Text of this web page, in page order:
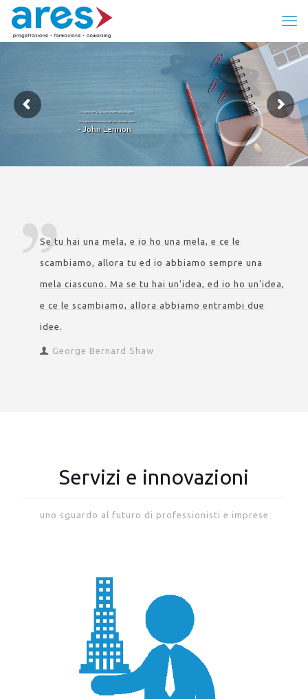
Un sogno che fai da solo rimane solo un sogno.
Un sogno fatto insieme agli altri diventa realtà.
- John Lennon
Se tu hai una mela, e io ho una mela, e ce le
scambiamo, allora tu ed io abbiamo sempre una
mela ciascuno. Ma se tu hai un'idea, ed io ho un'idea,
e ce le scambiamo, allora abbiamo entrambi due
idee.
George Bernard Shaw
Servizi e innovazioni
uno sguardo al futuro di professionisti e imprese